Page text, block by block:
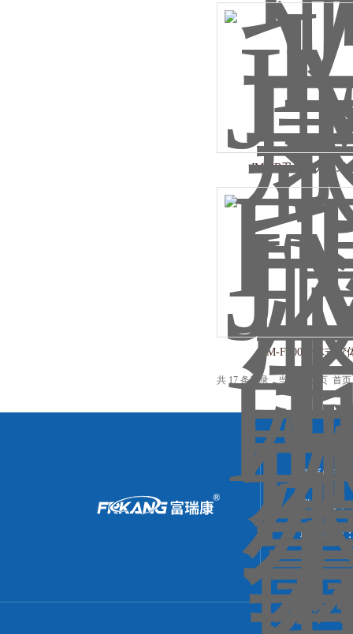
JM-FB卫生级分体式
JM-F100分体式胶
共 17 条记录，当前 1 / 2 页 首
联系电话
联系传真
联系地址